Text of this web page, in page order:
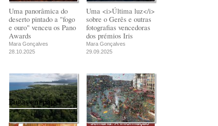
Uma panorâmica do
deserto pintado a "fogo
e ouro" venceu os Pano
Awards
Mara Gonçalves
28.10.2025
Uma <i>Última luz</i>
sobre o Gerês e outras
fotografias vencedoras
dos prémios Iris
Mara Gonçalves
29.09.2025
Fugas em papel